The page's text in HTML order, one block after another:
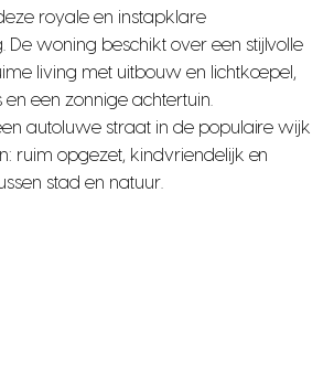
royale en instapklare
De woning beschikt over een stijlvolle
living met uitbouw en lichtkoepel,
een zonnige achtertuin.
autoluwe straat in de populaire wijk
ruim opgezet, kindvriendelijk en
stad en natuur.